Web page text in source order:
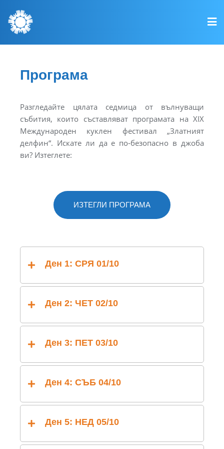
Програма
Разгледайте цялата седмица от вълнуващи
събития, които съставляват програмата на XIX
Международен куклен фестивал „Златният
делфин“. Искате ли да е по-безопасно в джоба
ви? Изтеглете:
ИЗТЕГЛИ ПРОГРАМА
Ден 1: СРЯ 01/10
Ден 2: ЧЕТ 02/10
Ден 3: ПЕТ 03/10
Ден 4: СЪБ 04/10
Ден 5: НЕД 05/10